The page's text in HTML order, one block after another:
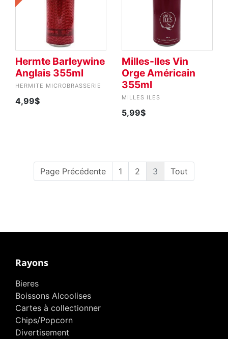
Hermte Barleywine
Anglais 355ml
HERMITE MICROBRASSERIE
4,99$
Milles-Iles Vin
Orge Américain
355ml
MILLES ILES
5,99$
Page Précédente 1 2 3 Tout
Rayons
Bieres
Boissons Alcoolises
Cartes à collectionner
Chips/Popcorn
Divertisement